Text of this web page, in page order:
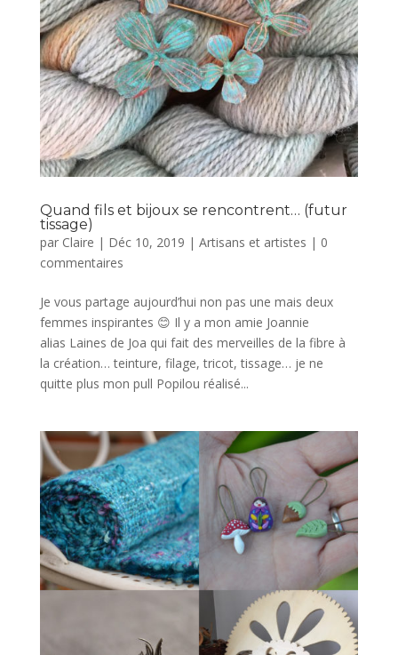
Quand fils et bijoux se rencontrent… (futur
tissage)
par Claire | Déc 10, 2019 | Artisans et artistes | 0
commentaires
Je vous partage aujourd’hui non pas une mais deux
femmes inspirantes 😊 Il y a mon amie Joannie
alias Laines de Joa qui fait des merveilles de la fibre à
la création… teinture, filage, tricot, tissage… je ne
quitte plus mon pull Popilou réalisé...